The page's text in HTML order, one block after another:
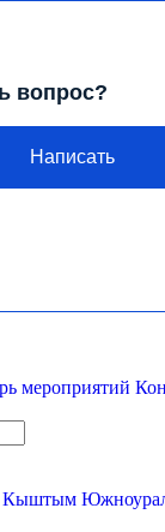
вопрос?
Написать
мероприятий
Кыштым